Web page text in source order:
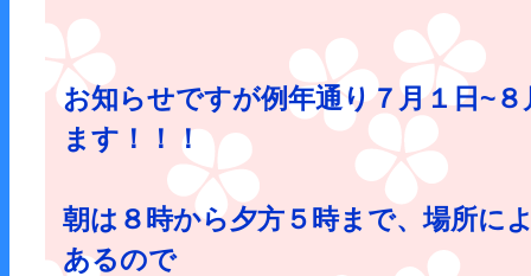
お知らせですが例年通り７月１日~
ます！！！
朝は８時から夕方５時まで、場所に
あるので